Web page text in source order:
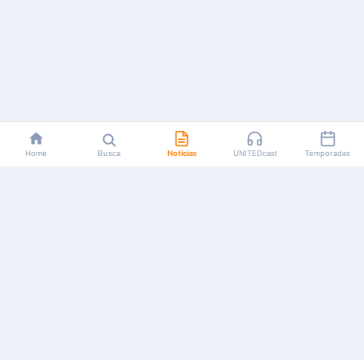
Home Busca Notícias UNITEDcast Temporadas